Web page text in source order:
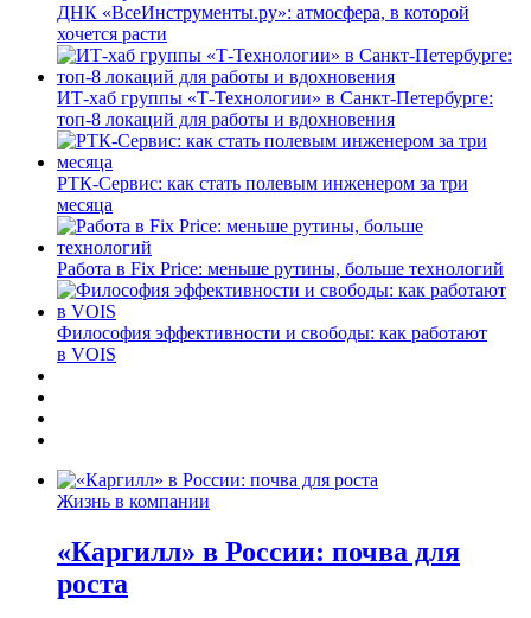
ДНК «ВсеИнструменты.ру»: атмосфера, в которой
хочется расти
ИТ-хаб группы «Т-Технологии» в Санкт-Петербурге:
топ-8 локаций для работы и вдохновения
РТК-Сервис: как стать полевым инженером за три
месяца
Работа в Fix Price: меньше рутины, больше технологий
Философия эффективности и свободы: как работают
в VOIS
Жизнь в компании
«Каргилл» в России: почва для
роста